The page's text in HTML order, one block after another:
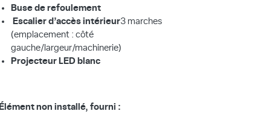
Buse de refoulement
Escalier d’accès intérieur3 marches
(emplacement : côté
gauche/largeur/machinerie)
Projecteur LED blanc
Élément non installé, fourni :